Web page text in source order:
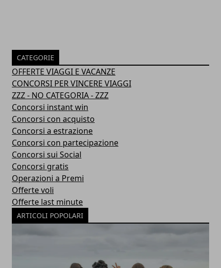
CATEGORIE
OFFERTE VIAGGI E VACANZE
CONCORSI PER VINCERE VIAGGI
ZZZ - NO CATEGORIA - ZZZ
Concorsi instant win
Concorsi con acquisto
Concorsi a estrazione
Concorsi con partecipazione
Concorsi sui Social
Concorsi gratis
Operazioni a Premi
Offerte voli
Offerte last minute
ARTICOLI POPOLARI